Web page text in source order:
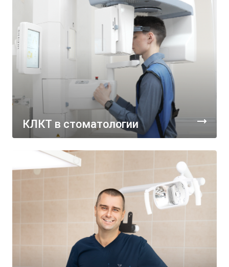
КЛКТ в стоматологии